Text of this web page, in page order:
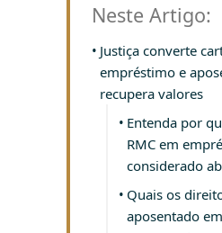
Neste Artigo:
Justiça converte
empréstimo e
recupera valores
Entenda por
RMC em
considerado
Quais os
aposentado